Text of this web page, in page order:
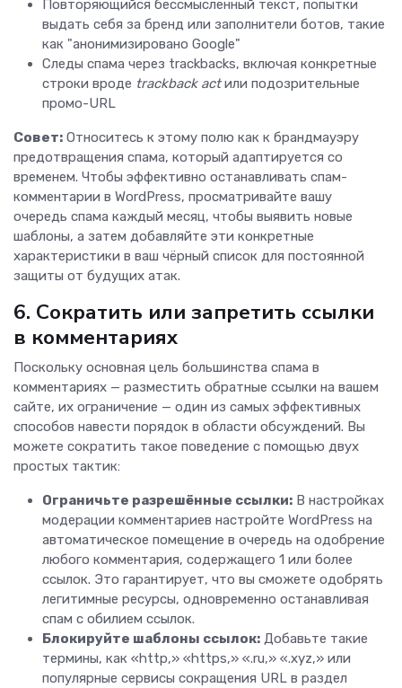
Повторяющийся бессмысленный текст, попытки
выдать себя за бренд или заполнители ботов, такие
как "анонимизировано Google"
Следы спама через trackbacks, включая конкретные
строки вроде trackback actили подозрительные
промо-URL
Совет: Относитесь к этому полю как к брандмауэру
предотвращения спама, который адаптируется со
временем. Чтобы эффективно останавливать спам-
комментарии в WordPress, просматривайте вашу
очередь спама каждый месяц, чтобы выявить новые
шаблоны, а затем добавляйте эти конкретные
характеристики в ваш чёрный список для постоянной
защиты от будущих атак.
6. Сократить или запретить ссылки
в комментариях
Поскольку основная цель большинства спама в
комментариях — разместить обратные ссылки на вашем
сайте, их ограничение — один из самых эффективных
способов навести порядок в области обсуждений. Вы
можете сократить такое поведение с помощью двух
простых тактик:
Ограничьте разрешённые ссылки: В настройках
модерации комментариев настройте WordPress на
автоматическое помещение в очередь на одобрение
любого комментария, содержащего 1 или более
ссылок. Это гарантирует, что вы сможете одобрять
легитимные ресурсы, одновременно останавливая
спам с обилием ссылок.
Блокируйте шаблоны ссылок: Добавьте такие
термины, как «http,» «https,» «.ru,» «.xyz,» или
популярные сервисы сокращения URL в раздел